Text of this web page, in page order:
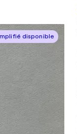
disponible